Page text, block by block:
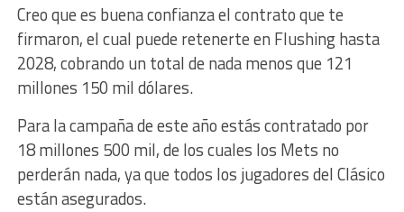
Creo que es buena confianza el contrato que te
firmaron, el cual puede retenerte en Flushing hasta
2028, cobrando un total de nada menos que 121
millones 150 mil dólares.
Para la campaña de este año estás contratado por
18 millones 500 mil, de los cuales los Mets no
perderán nada, ya que todos los jugadores del Clásico
están asegurados.